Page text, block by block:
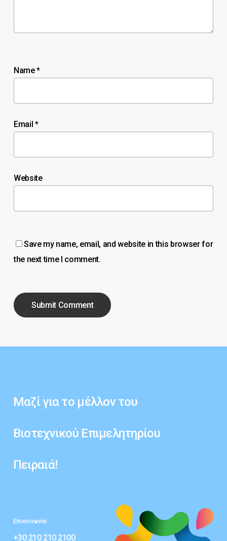
Name*
Email *
Website
Save my name, email, and website in this browser for
the next time I comment.
Μαζί για το μέλλον του
Βιοτεχνικού Επιμελητηρίου
Πειραιά!
Επικοινωνία
+30 210 210 2100